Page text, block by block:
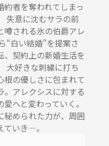
者を奪われてしまっ
失意に沈むサラの前
噂される氷の伯爵アレ
“白い結婚”を提案さ
、契約上の新婚生活を
大好きな刺繍に打ち
根の優しさに包まれて
。アレクシスに対する
へと変わっていく。
秘められた力が、周囲
ていき―。